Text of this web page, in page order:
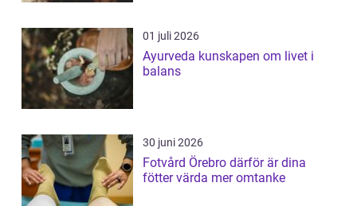
01 juli 2026
Ayurveda kunskapen om livet i
balans
30 juni 2026
Fotvård Örebro därför är dina
fötter värda mer omtanke